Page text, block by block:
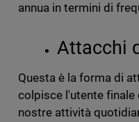
annua in termini di
Attacchi
Questa è la forma di
colpisce l'utente finale
nostre attività